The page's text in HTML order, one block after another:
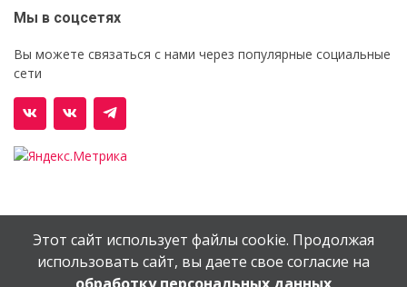
Мы в соцсетях
Вы можете связаться с нами через популярные социальные
сети
© Орехово-Зуевский железнодорожный техникум им.
В.И.Бондаренко
Этот сайт использует файлы cookie. Продолжая
использовать сайт, вы даете свое согласие на